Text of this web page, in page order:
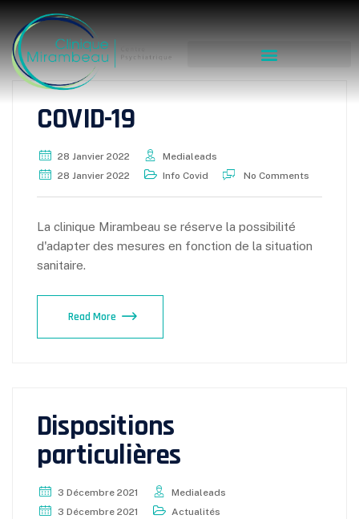
COVID-19
28 Janvier 2022
Medialeads
28 Janvier 2022
Info Covid No Comments
La clinique Mirambeau se réserve la possibilité
d'adapter des mesures en fonction de la situation
sanitaire.
Read More
Dispositions
particulières
3 Décembre 2021
Medialeads
3 Décembre 2021
Actualités